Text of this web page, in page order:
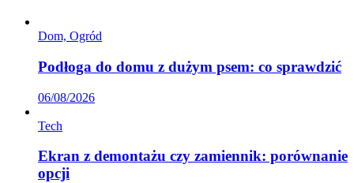
Dom, Ogród
Podłoga do domu z dużym psem: co sprawdzić
06/08/2026
Tech
Ekran z demontażu czy zamiennik: porównanie
opcji